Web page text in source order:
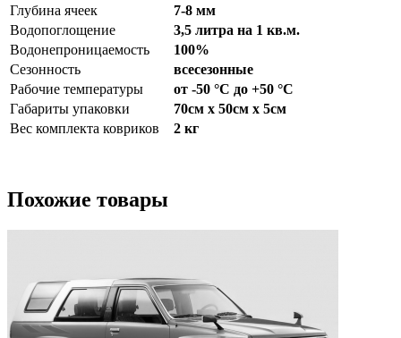
Глубина ячеек
7-8 мм
Водопоглощение
3,5 литра на 1 кв.м.
Водонепроницаемость
100%
Сезонность
всесезонные
Рабочие температуры
от -50 °С до +50 °С
Габариты упаковки
70см x 50см x 5см
Вес комплекта ковриков
2 кг
Похожие товары